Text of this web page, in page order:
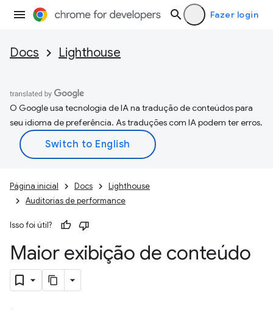
Fazer login
Docs Lighthouse
O Google usa tecnologia de IA na tradução de conteúdos para
seu idioma de preferência. As traduções com IA podem ter erros.
Página inicial Docs
Lighthouse
Auditorias de performance
Isso foi útil?
Maior exibição de conteúdo